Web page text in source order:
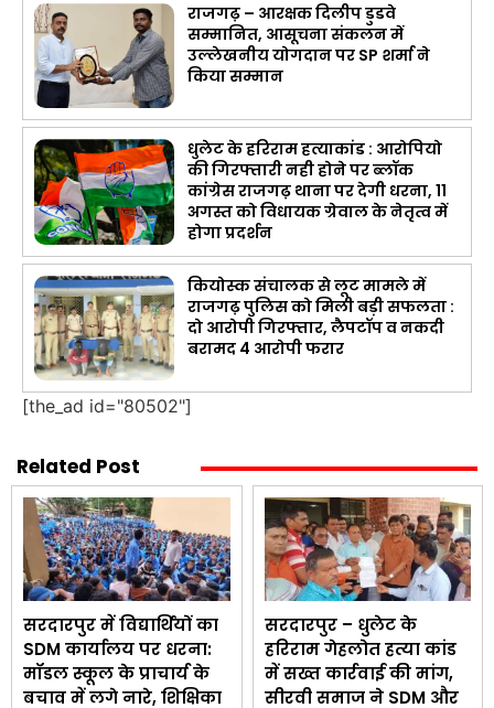
राजगढ़ – आरक्षक दिलीप डुडवे
सम्मानित, आसूचना संकलन में
उल्लेखनीय योगदान पर SP शर्मा ने
किया सम्मान
धुलेट के हरिराम हत्याकांड : आरोपियो
की गिरफ्तारी नही होने पर ब्लॉक
कांग्रेस राजगढ़ थाना पर देगी धरना, 11
अगस्त को विधायक ग्रेवाल के नेतृत्व में
होगा प्रदर्शन
कियोस्क संचालक से लूट मामले में
राजगढ़ पुलिस को मिली बड़ी सफलता :
दो आरोपी गिरफ्तार, लैपटॉप व नकदी
बरामद 4 आरोपी फरार
[the_ad id="80502"]
Related Post
सरदारपुर में विद्यार्थियों का
SDM कार्यालय पर धरना:
मॉडल स्कूल के प्राचार्य के
बचाव में लगे नारे, शिक्षिका
सरदारपुर – धुलेट के
हरिराम गेहलोत हत्या कांड
में सख्त कार्रवाई की मांग,
सीरवी समाज ने SDM और